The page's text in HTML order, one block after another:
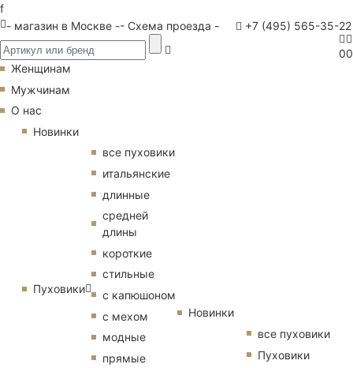
f
- магазин в Москве -- Схема проезда - +7 (495) 565-35-22
00
Женщинам
Мужчинам
О нас
Новинки
Пуховики
все пуховики
итальянские
длинные
средней
длины
короткие
стильные
с капюшоном
с мехом
модные
прямые
Новинки
все пуховики
Пуховики